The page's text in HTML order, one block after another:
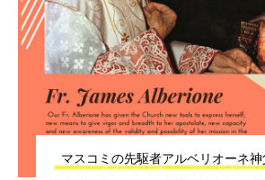
マスコミの先駆者アルベリオーネ神